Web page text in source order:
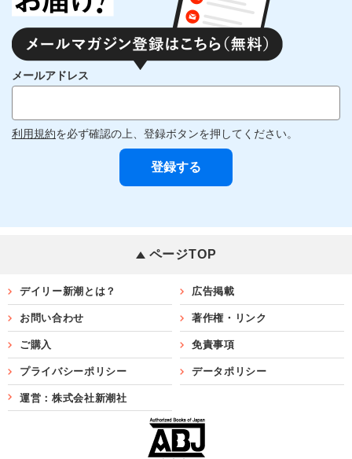
メールアドレス
利用規約を必ず確認の上、登録ボタンを押してください。
ページTOP
デイリー新潮とは？ 広告掲載
お問い合わせ 著作権・リンク
ご購入 免責事項
プライバシーポリシー データポリシー
運営：株式会社新潮社